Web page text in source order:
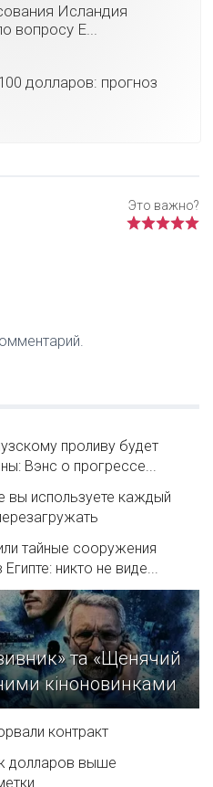
Исландия
вопросу Е...
долларов: прогноз
проливу будет
Вэнс о прогрессе...
вы используете каждый
тайные сооружения
никто не виде...
та «Щенячий
кіноновинками
контракт
долларов выше